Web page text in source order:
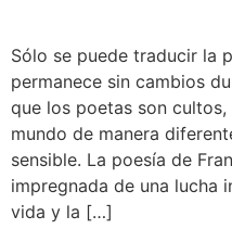
Sólo se puede traducir la
permanece sin cambios
que los poetas son
mundo de manera
sensible. La poesía de
impregnada de una lucha
vida y la […]